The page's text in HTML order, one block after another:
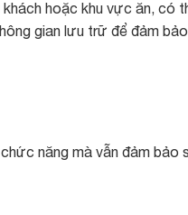
hoặc khu vực ăn, có
gian lưu trữ để đảm
năng mà vẫn đảm bảo